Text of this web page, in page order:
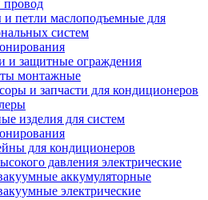
провод
петли маслоподъемные для
систем
и защитные ограждения
монтажные
и запчасти для кондиционеров
изделия для систем
для кондиционеров
давления электрические
аккумуляторные
электрические